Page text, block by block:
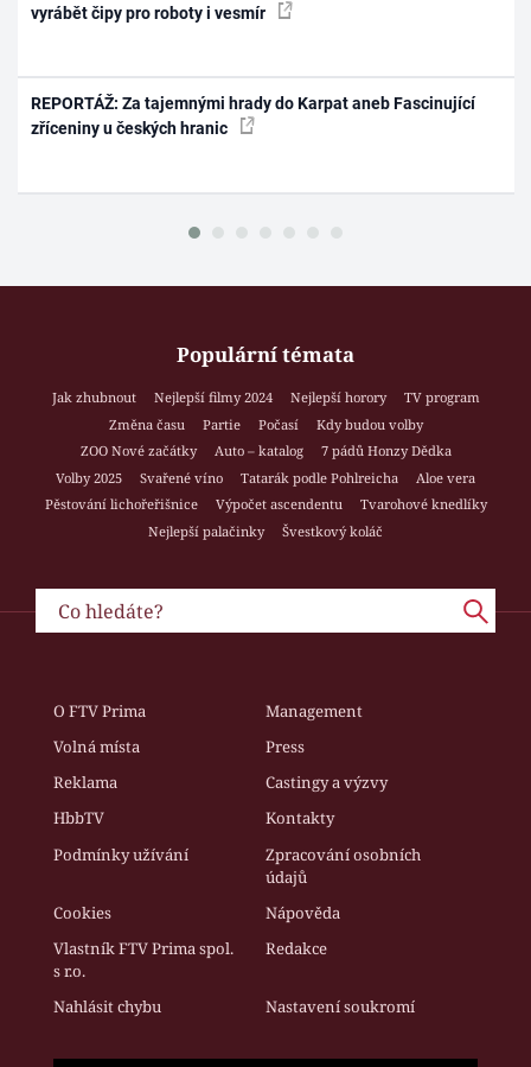
vyrábět čipy pro roboty i vesmír
REPORTÁŽ: Za tajemnými hrady do Karpat aneb Fascinující
zříceniny u českých hranic
Populární témata
Jak zhubnout Nejlepší filmy 2024 Nejlepší horory
TV program
Změna času
Partie Počasí
Kdy budou volby
ZOO Nové začátky
Auto – katalog
7 pádů Honzy Dědka
Volby 2025
Svařené víno Tatarák podle Pohlreicha
Aloe vera
Pěstování lichořeřišnice
Výpočet ascendentu
Tvarohové knedlíky
Nejlepší palačinky
Švestkový koláč
O FTV Prima
Management
Volná místa
Press
Reklama
Castingy a výzvy
HbbTV
Kontakty
Podmínky užívání
Zpracování osobních
údajů
Cookies
Nápověda
Vlastník FTV Prima spol.
s r.o.
Redakce
Nahlásit chybu Nastavení soukromí